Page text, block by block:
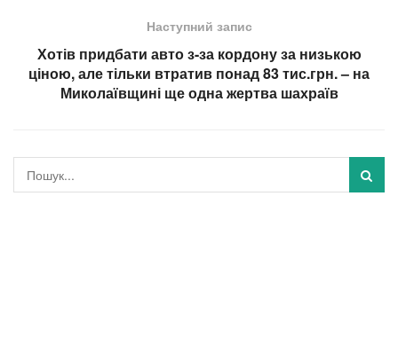
Наступний запис
Хотів придбати авто з-за кордону за низькою
ціною, але тільки втратив понад 83 тис.грн. – на
Миколаївщині ще одна жертва шахраїв